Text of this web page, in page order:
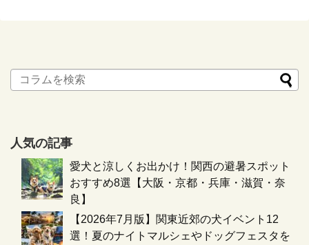
人気の記事
愛犬と涼しくお出かけ！関西の避暑スポット
おすすめ8選【大阪・京都・兵庫・滋賀・奈
良】
【2026年7月版】関東近郊の犬イベント12
選！夏のナイトマルシェやドッグフェスタを